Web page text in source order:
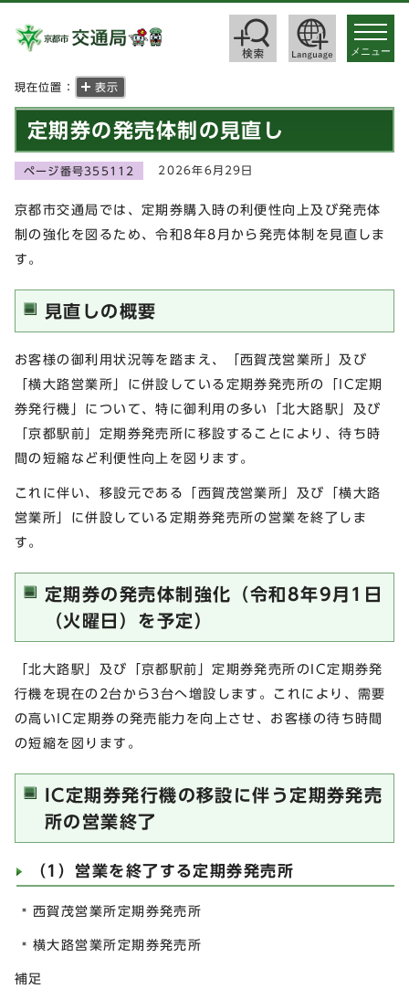
toggle
メニュー
現在位置： 表示
定期券の発売体制の見直し
ページ番号355112 2026年6月29日
京都市交通局では、定期券購入時の利便性向上及び発売体
制の強化を図るため、令和8年8月から発売体制を見直しま
す。
見直しの概要
お客様の御利用状況等を踏まえ、「西賀茂営業所」及び
「横大路営業所」に併設している定期券発売所の「IC定期
券発行機」について、特に御利用の多い「北大路駅」及び
「京都駅前」定期券発売所に移設することにより、待ち時
間の短縮など利便性向上を図ります。
これに伴い、移設元である「西賀茂営業所」及び「横大路
営業所」に併設している定期券発売所の営業を終了しま
す。
定期券の発売体制強化（令和8年9月1日
（火曜日）を予定）
「北大路駅」及び「京都駅前」定期券発売所のIC定期券発
行機を現在の2台から3台へ増設します。これにより、需要
の高いIC定期券の発売能力を向上させ、お客様の待ち時間
の短縮を図ります。
IC定期券発行機の移設に伴う定期券発売
所の営業終了
（1）営業を終了する定期券発売所
西賀茂営業所定期券発売所
横大路営業所定期券発売所
補足